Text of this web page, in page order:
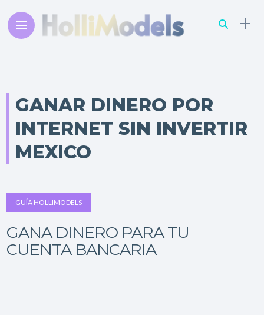
GANAR DINERO POR
INTERNET SIN INVERTIR
MEXICO
GUÍA HOLLIMODELS
GANA DINERO PARA TU
CUENTA BANCARIA